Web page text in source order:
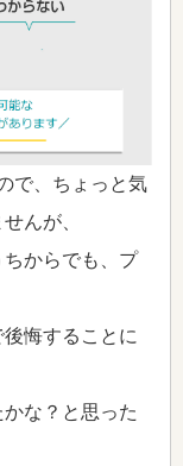
で、ちょっと気
んが、
からでも、プ
悔することに
な？と思った